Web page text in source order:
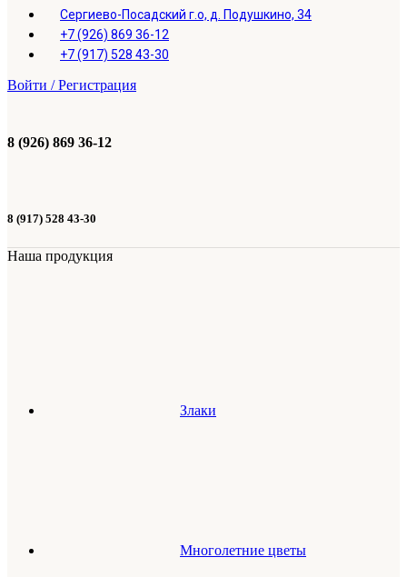
Сергиево-Посадский г.о, д. Подушкино, 34
+7 (926) 869 36-12
+7 (917) 528 43-30
Войти / Регистрация
8 (926) 869 36-12
8 (917) 528 43-30
Наша продукция
Злаки
Многолетние цветы